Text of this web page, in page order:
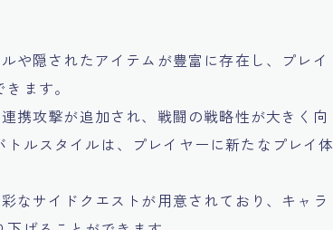
や隠されたアイテムが豊富に存在し、プレイ
ます。
携攻撃が追加され、戦闘の戦略性が大きく向
ルスタイルは、プレイヤーに新たなプレイ体
なサイドクエストが用意されており、キャラ